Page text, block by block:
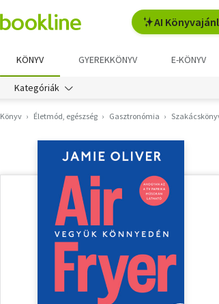
AI
KÖNYV GYEREKKÖNYV E-KÖNYV
Kategóriák
Könyv Életmód, egészség Gasztronómia